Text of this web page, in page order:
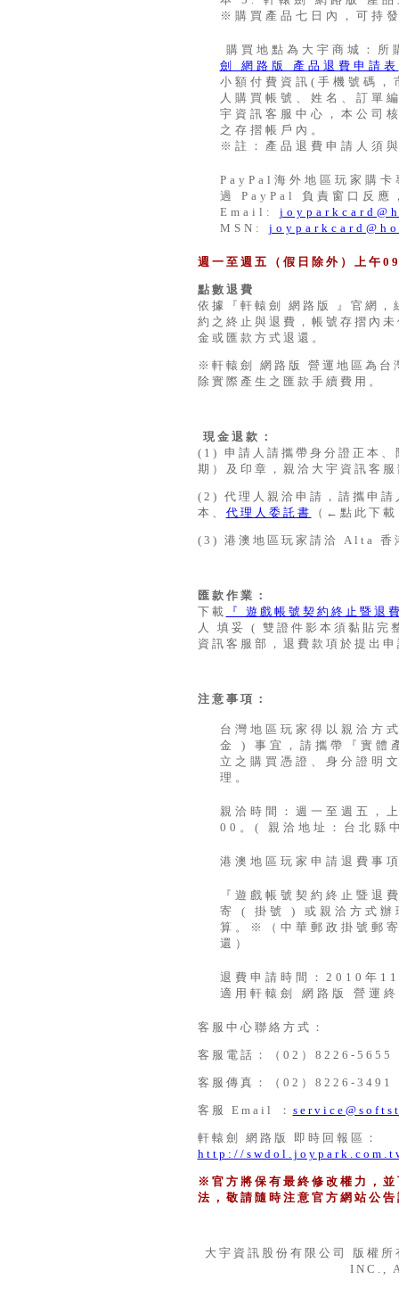
※購買產品七日內，可持
購買地點為大宇商城：
劍 網路版 產品退費申請表
小額付費資訊(手機號碼
人購買帳號、姓名、訂單
宇資訊客服中心，本公司
之存摺帳戶內。
※註：產品退費申請人須
PayPal海外地區玩家購卡
過 PayPal 負責窗口反應
Email:
MSN:
週一至週五（假日除外）上
點數退費
依據『軒轅劍 網路版 』官網
約之終止與退費，帳號存摺內
金或匯款方式退還。
※軒轅劍 網路版 營運地區為台
除實際產生之匯款手續費用。
現金退款：
(1) 申請人請攜帶身分證正本、
期）及印章，親洽大宇資訊客
(2) 代理人親洽申請，請攜申請
本、 代理人委託書 （←點此下
(3) 港澳地區玩家請洽 Alta 香
匯款作業：
下載
『 遊戲帳號契約終止暨退
人 填妥 ( 雙證件影本須黏貼完
資訊客服部，退費款項於提出
注意事項：
台灣地區玩家得以親洽方
金 ) 事宜，請攜帶『實體
立之購買憑證、身分證明
理。
親洽時間：週一至週五
00。( 親洽地址：台北
港澳地區玩家申請退費事
『遊戲帳號契約終止暨退
寄 ( 掛號 ) 或親洽方式辦
算。※（中華郵政掛號郵
還）
退費申請時間：2010年
適用軒轅劍 網路版 營運
客服中心聯絡方式：
客服電話：（02）8226-5655
客服傳真：（02）8226-3491
客服 Email ：
軒轅劍 網路版 即時回報區：
http://
※官方將保有最終修改權力，
法，敬請隨時注意官方網站公
大宇資訊股份有限公司 版權
INC.,